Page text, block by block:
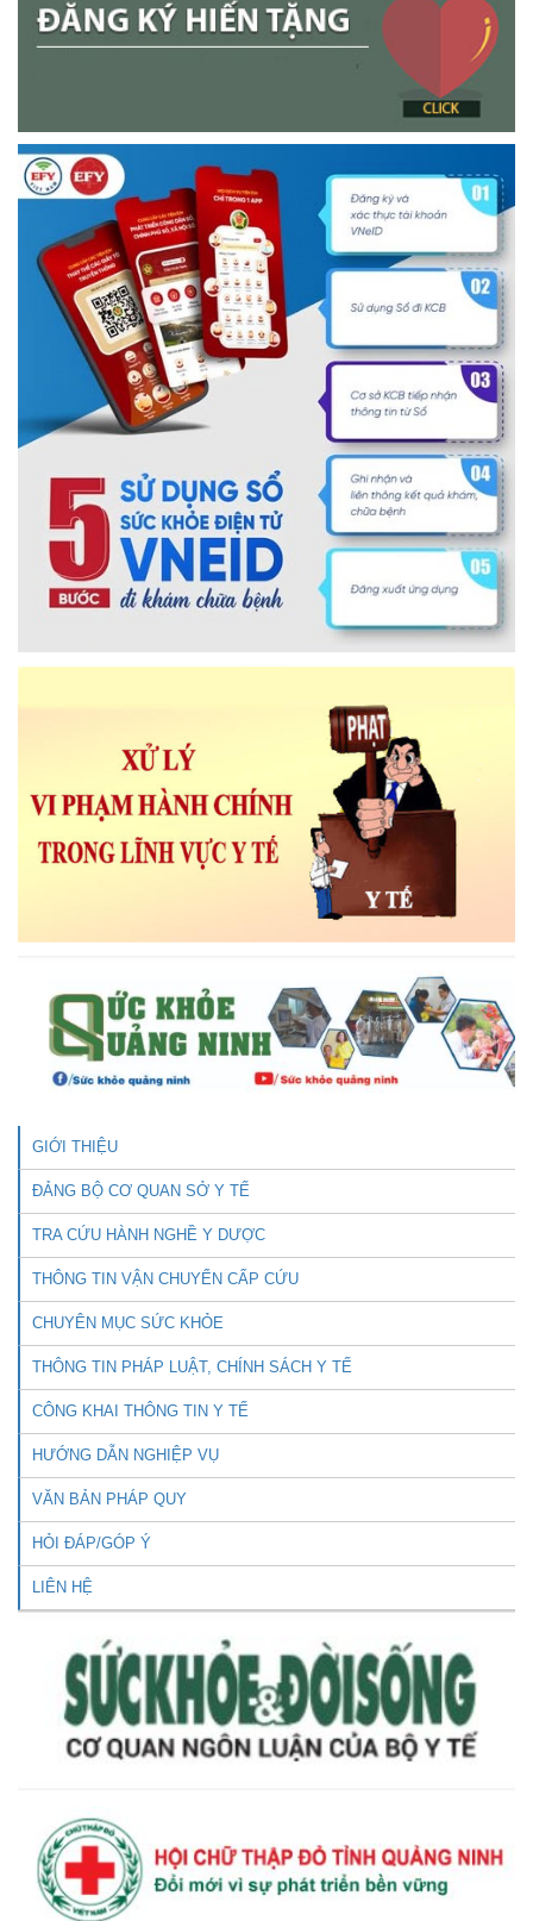
GIỚI THIỆU
ĐẢNG BỘ CƠ QUAN SỞ Y TẾ
TRA CỨU HÀNH NGHỀ Y DƯỢC
THÔNG TIN VẬN CHUYỂN CẤP CỨU
CHUYÊN MỤC SỨC KHỎE
THÔNG TIN PHÁP LUẬT, CHÍNH SÁCH Y TẾ
CÔNG KHAI THÔNG TIN Y TẾ
HƯỚNG DẪN NGHIỆP VỤ
VĂN BẢN PHÁP QUY
HỎI ĐÁP/GÓP Ý
LIÊN HỆ